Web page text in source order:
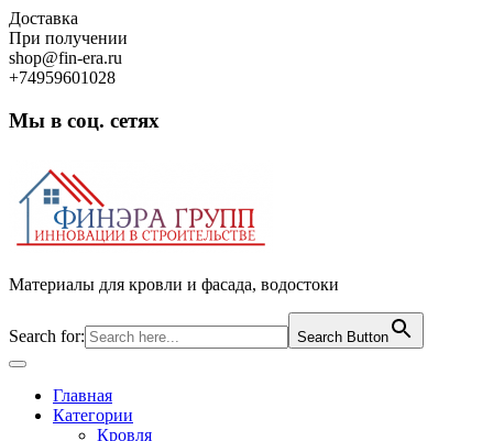
Skip
to
content
Доставка
При получении
shop@fin-era.ru
+74959601028
Мы в соц. сетях
Материалы для кровли и фасада, водостоки
Search for: Search Button
Open
ButtonГлавная
Категории
Кровля